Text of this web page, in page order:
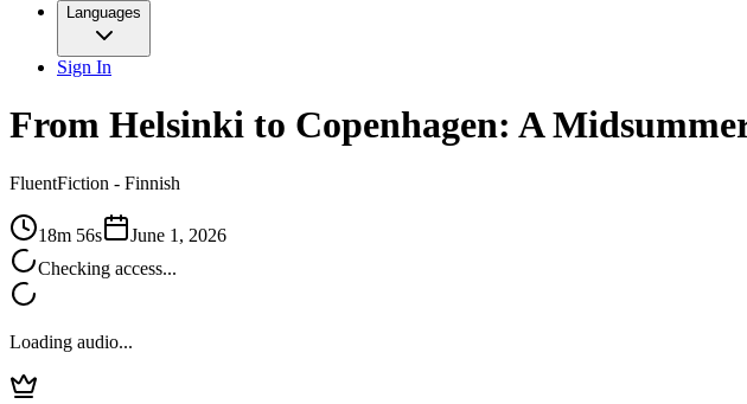
Languages
Sign In
From Helsinki to Copenhagen: A
FluentFiction - Finnish
18m 56s
June 1, 2026
Checking access...
Loading audio...